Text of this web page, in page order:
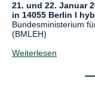
21. und 22. Januar
in 14055 Berlin l
Bundesministerium
(BMLEH)
Weiterlesen